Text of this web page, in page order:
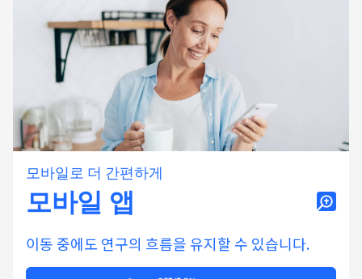
모바일로 더 간편하게
모바일 앱
이동 중에도 연구의 흐름을 유지할 수 있습니다.